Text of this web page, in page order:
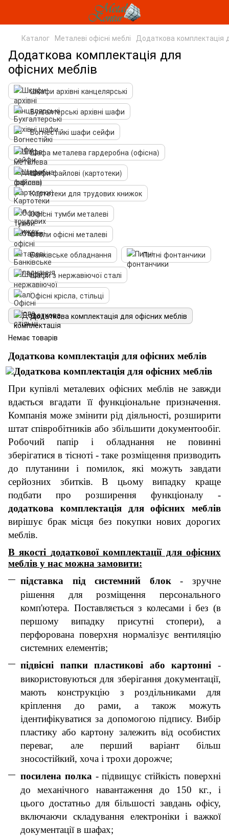
Каталог Металеві офісні меблі Додаткова комплектація
Додаткова комплектація для
офісних меблів
Шкафи архівні канцелярські
Бухгалтерські архівні шафи
Вогнестійкі шафи сейфи
Шафа металева гардеробна (офісна)
Шафи файлові (картотеки)
Картотеки для трудових книжок
Офісні тумби металеві
Столи офісні металеві
Банківське обладнання
Питні фонтанчики
Шафи з нержавіючої сталі
Офісні крісла, стільці
Додаткова комплектація для офісних меблів
Немає товарів
Додаткова комплектація для офісних меблів
Прикупівлі металевих офісних меблів не завжди
вдається вгадати її функціональне призначення.
Компанія може змінити рід діяльності, розширити
штат співробітників або збільшити документообіг.
Робочий папір і обладнання не повинні
зберігатися в тісноті - таке розміщення призводить
до плутанини і помилок, які можуть завдати
серйозних збитків. В цьому випадку краще
подбати про розширення функціоналу -
додаткова комплектація
для офісних меблів
вирішує брак місця без покупки нових дорогих
меблів.
В якості додаткової комплектації для офісних
меблів у нас можна замовити:
підставка під системний блок- зручне
рішення для розміщення персонального
комп'ютера. Поставляється з колесами і без (в
першому випадку присутні стопери), а
перфорована поверхня нормалізує вентиляцію
системних елементів;
підвісні папки пластикові або картонні -
використовуються для зберігання документації,
мають конструкцію з роздільниками для
кріплення до рами, а також можуть
ідентифікуватися за допомогою підпису. Вибір
пластику або картону залежить від особистих
переваг, але перший варіант більш
зносостійкий, хоча і трохи дорожче;
посилена полка- підвищує стійкість поверхні
до механічного навантаження до 150 кг., і
цього достатньо для більшості завдань офісу,
включаючи складування електроніки і важкої
документації в шафах;